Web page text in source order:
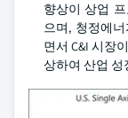
향상이 상업
으며, 청정에
면서 C&I 시장
상하여 산업 성